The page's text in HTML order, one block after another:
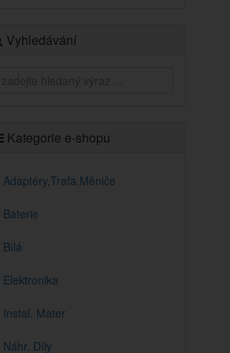
Vyhledávání
Kategorie e-shopu
Adaptéry,Trafa,Měniče
Baterie
Bílá
Elektronika
Instal. Mater
Náhr. Díly